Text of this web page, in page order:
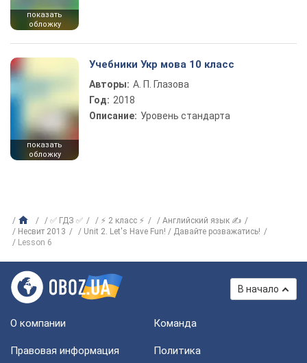
показать
обложку
показать
обложку
Учебники Укр мова 10 класс
Авторы: А. П. Глазова
Год: 2018
Описание: Уровень стандарта
✅ ГДЗ ✅ ⚡ 2 класс ⚡
Английский язык ✍
Несвит 2013
Unit 2. Let's Have Fun! / Давайте розважатись!
Lesson 6
В начало
О компании Команда
Правовая информация
Политика